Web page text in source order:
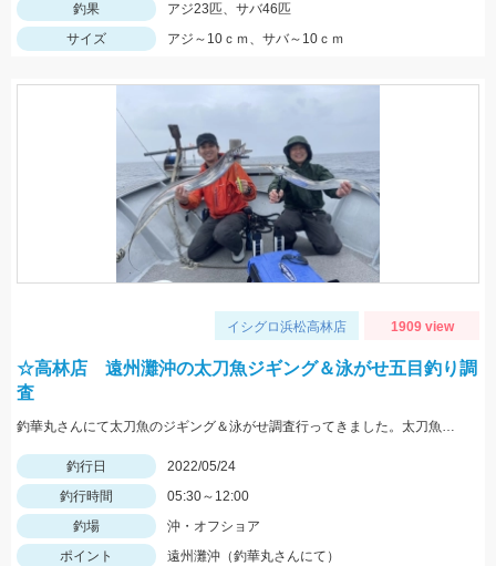
釣果
アジ23匹、サバ46匹
サイズ
アジ～10ｃｍ、サバ～10ｃｍ
イシグロ浜松高林店 1909 view
☆高林店 遠州灘沖の太刀魚ジギング＆泳がせ五目釣り調
査
釣華丸さんにて太刀魚のジギング＆泳がせ調査行ってきました。太刀魚はまだ少し早かった感じですが良型も出ました！
釣行日
2022/05/24
釣行時間
05:30～12:00
釣場
沖・オフショア
ポイント
遠州灘沖（釣華丸さんにて）